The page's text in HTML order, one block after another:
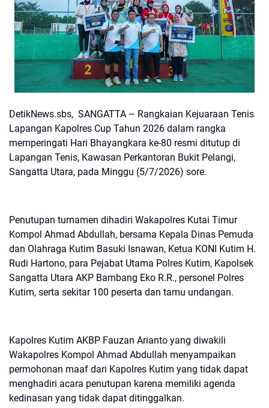
DetikNews.sbs, SANGATTA – Rangkaian Kejuaraan Tenis
Lapangan Kapolres Cup Tahun 2026 dalam rangka
memperingati Hari Bhayangkara ke-80 resmi ditutup di
Lapangan Tenis, Kawasan Perkantoran Bukit Pelangi,
Sangatta Utara, pada Minggu (5/7/2026) sore.
Penutupan turnamen dihadiri Wakapolres Kutai Timur
Kompol Ahmad Abdullah, bersama Kepala Dinas Pemuda
dan Olahraga Kutim Basuki Isnawan, Ketua KONI Kutim H.
Rudi Hartono, para Pejabat Utama Polres Kutim, Kapolsek
Sangatta Utara AKP Bambang Eko R.R., personel Polres
Kutim, serta sekitar 100 peserta dan tamu undangan.
Kapolres Kutim AKBP Fauzan Arianto yang diwakili
Wakapolres Kompol Ahmad Abdullah menyampaikan
permohonan maaf dari Kapolres Kutim yang tidak dapat
menghadiri acara penutupan karena memiliki agenda
kedinasan yang tidak dapat ditinggalkan.